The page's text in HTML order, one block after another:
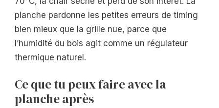
planche pardonne les petites erreurs de timing
bien mieux que la grille nue, parce que
l’humidité du bois agit comme un régulateur
thermique naturel.
Ce que tu peux faire avec la
planche après